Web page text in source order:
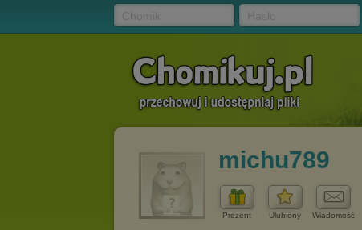
michu789
Prezent Ulubiony Wiadomość